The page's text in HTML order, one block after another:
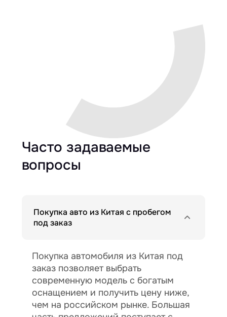
Часто задаваемые
вопросы
Покупка авто из Китая с пробегом
под заказ
Покупка автомобиля из Китая под
заказ позволяет выбрать
современную модель с богатым
оснащением и получить цену ниже,
чем на российском рынке. Большая